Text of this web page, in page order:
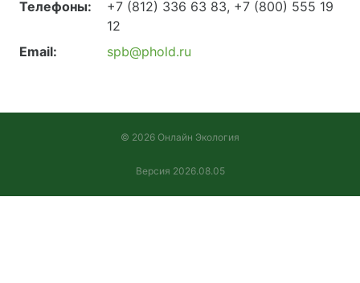
Телефоны:
+7 (812) 336 63 83, +7 (800) 555 19
12
Email:
spb@phold.ru
© 2026 Онлайн Экология
Версия 2026.08.05